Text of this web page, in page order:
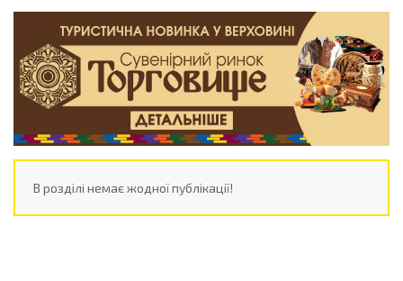
В розділі немає жодної публікації!